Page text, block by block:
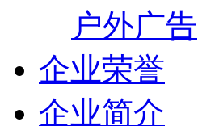
户外广告
企业荣誉
企业简介